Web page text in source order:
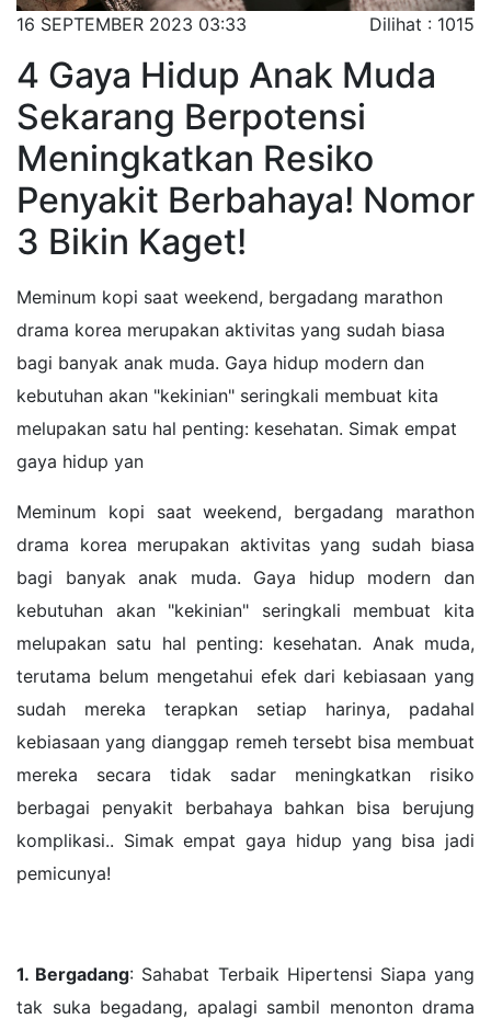
16 SEPTEMBER 2023 03:33 Dilihat : 1015
4 Gaya Hidup Anak Muda
Sekarang Berpotensi
Meningkatkan Resiko
Penyakit Berbahaya! Nomor
3 Bikin Kaget!
Meminum kopi saat weekend, bergadang marathon
drama korea merupakan aktivitas yang sudah biasa
bagi banyak anak muda. Gaya hidup modern dan
kebutuhan akan "kekinian" seringkali membuat kita
melupakan satu hal penting: kesehatan. Simak empat
gaya hidup yan
Meminum kopi saat weekend, bergadang marathon
drama korea merupakan aktivitas yang sudah biasa
bagi banyak anak muda. Gaya hidup modern dan
kebutuhan akan "kekinian" seringkali membuat kita
melupakan satu hal penting: kesehatan. Anak muda,
terutama belum mengetahui efek dari kebiasaan yang
sudah mereka terapkan setiap harinya, padahal
kebiasaan yang dianggap remeh tersebt bisa membuat
mereka secara tidak sadar meningkatkan risiko
berbagai penyakit berbahaya bahkan bisa berujung
komplikasi.. Simak empat gaya hidup yang bisa jadi
pemicunya!
1. Bergadang: Sahabat Terbaik Hipertensi Siapa yang
tak suka begadang, apalagi sambil menonton drama